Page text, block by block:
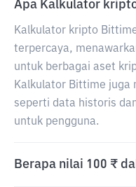
Apa Kalkulator
Kalkulator kripto
terpercaya,
untuk berbagai aset
Kalkulator Bittime juga
seperti data historis
untuk pengguna.
Berapa nilai 100 ₹